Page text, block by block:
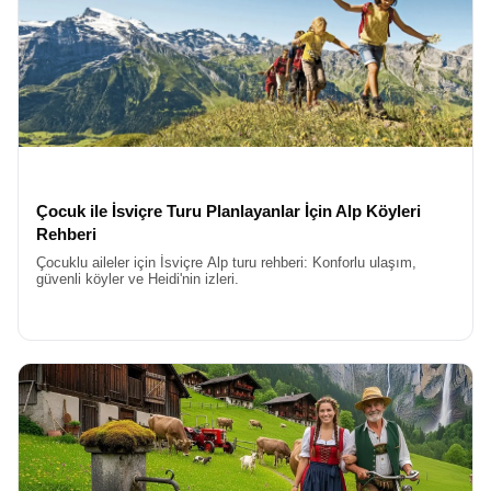
isteyenler için İsviçre ideal bir tercihtir. Ayrıca, İsviçre’nin coğrafi
konumu, Alplerin görkemiyle birleştiğinde ortaya çıkan
manzaralar, başka hiçbir Avrupa ülkesinde bulamayacağınız bir
görsel şölen sunar. Tren yolculuklarından göl kenarı yürüyüşlerine
kadar her detay, estetik bir zevkle planlanmıştır.
Yeni yıla girerken dilek tutmak, havai fişek gösterilerini izlemek ve
sevdiklerinizle kadeh kaldırmak evrensel bir gelenektir. Ancak bu
İsviçre’de yılbaşı gecesi, gökyüzünü aydınlatan havai fişeklerin
göl sularına yansımasıyla büyülü bir hal alır. Şehir
merkezlerindeki kutlamalar, hem yerel halkın hem de turistlerin
katılımıyla büyük bir festivale dönüşür. Bu turda, yeni yılın ilk
ve peynir fondüleri, bu kutlamayı gastronomik bir şölene
dönüştürecektir.
En Uygun Fiyatlı İsviçre Yılbaşı Turu
Yoğun iş temposundan uzaklaşıp kendinize zaman ayırmak
istiyorsanız,İsviçre Yılbaşı Tatilitam size göre bir kaçış planıdır.
Bu tatil, sadece gezmekten ibaret değil, aynı zamanda ruhunuzu
dinlendirmek ve yenilenmek için de bir fırsattır. İsviçre’nin tertemiz
Çocuk ile İsviçre Turu Planlayanlar İçin Alp Köyleri
Rehberi
Çocuklu aileler için İsviçre Alp turu rehberi: Konforlu ulaşım,
güvenli köyler ve Heidi'nin izleri.